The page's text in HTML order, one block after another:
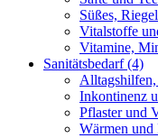
Süßes,
Vitalstoffe
Vitamine,
Sanitätsbedarf(4)
Alltagshilfen,
Inkontinenz
Pflaster und
Wärmen